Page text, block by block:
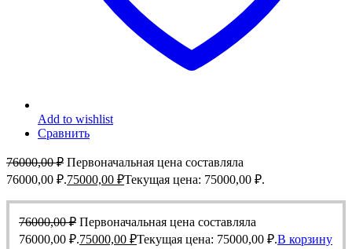
Add to wishlist
Сравнить
76000,00₽ Первоначальная цена составляла
76000,00 ₽.75000,00 ₽Текущая цена: 75000,00 ₽.
76000,00₽ Первоначальная цена составляла
76000,00 ₽.75000,00 ₽Текущая цена: 75000,00 ₽.В корзину